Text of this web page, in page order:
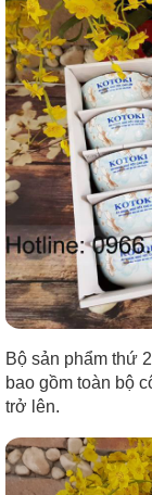
Bộ sản phẩm thứ
bao gồm toàn bộ
trở lên.